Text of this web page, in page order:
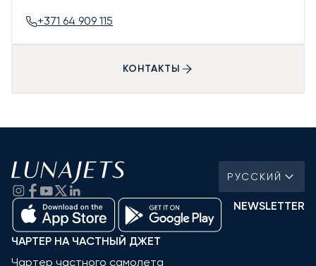
+371 64 909 115
КОНТАКТЫ
РУССКИЙ
NEWSLETTER
ЧАРТЕР НА ЧАСТНЫЙ ДЖЕТ
Чартер частного самолета